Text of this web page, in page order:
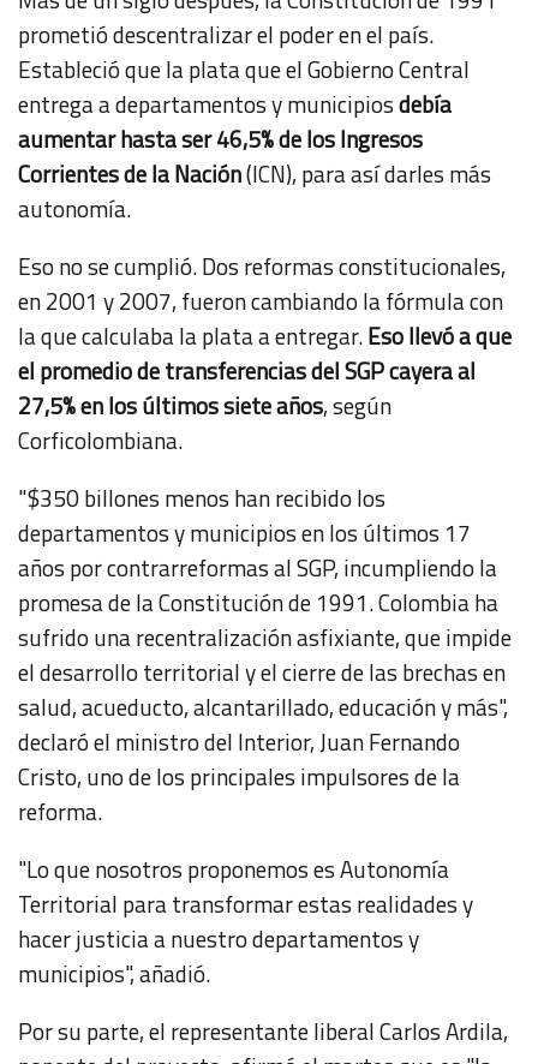
prometió descentralizar el poder en el país.
Estableció que la plata que el Gobierno Central
entrega a departamentos y municipiosdebía
aumentar hasta ser 46,5% de los Ingresos
Corrientes de la Nación(ICN), para así darles más
autonomía.
Eso no se cumplió. Dos reformas constitucionales,
en 2001 y 2007, fueron cambiando la fórmula con
la que calculaba la plata a entregar.Eso llevó a que
el promedio de transferencias del SGP cayera al
27,5% en los últimos siete años, según
Corficolombiana.
"$350 billones menos han recibido los
departamentos y municipios en los últimos 17
años por contrarreformas al SGP, incumpliendo la
promesa de la Constitución de 1991. Colombia ha
sufrido una recentralización asfixiante, que impide
el desarrollo territorial y el cierre de las brechas en
salud, acueducto, alcantarillado, educación y más",
declaró el ministro del Interior, Juan Fernando
Cristo, uno de los principales impulsores de la
reforma.
"Lo que nosotros proponemos es Autonomía
Territorial para transformar estas realidades y
hacer justicia a nuestro departamentos y
municipios", añadió.
Por su parte, el representante liberal Carlos Ardila,